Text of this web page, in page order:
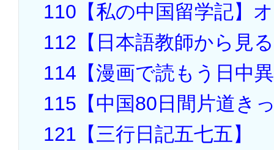
110【私の中国留学記】
112【日本語教師から見
114【漫画で読もう日中
115【中国80日間片道き
121【三行日記五七五】